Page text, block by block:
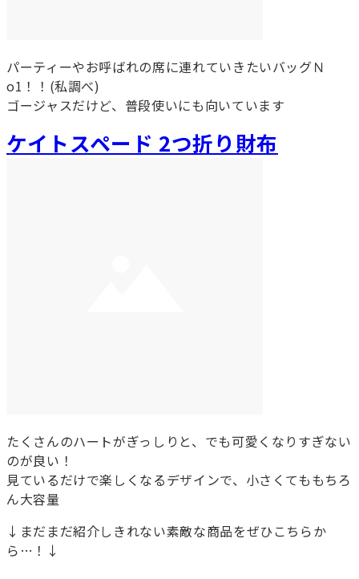
パーティーやお呼ばれの席に連れていきたいバッグＮ
o1！！(私調べ)
ゴージャスだけど、普段使いにも向いています
ケイトスペード 2つ折り財布
たくさんのハートがぎっしりと、でも可愛くなりすぎない
のが良い！
見ているだけで楽しくなるデザインで、小さくてももちろ
ん大容量
↓まだまだ紹介しきれない素敵な商品をぜひこちらか
ら…！↓